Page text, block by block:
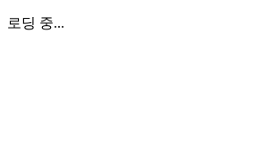
로딩 중...